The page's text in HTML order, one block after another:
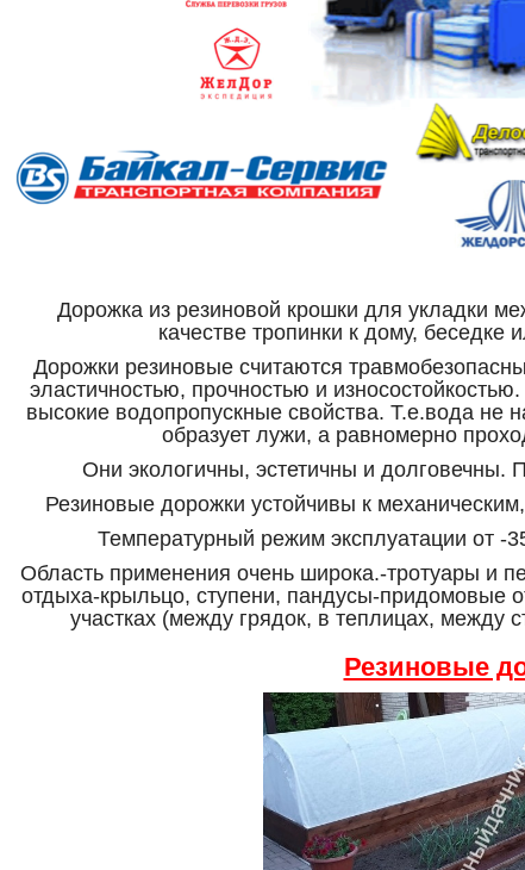
Дорожка из резиновой крошки для укладки
качестве тропинки к дому, беседке
Дорожки резиновые считаются
эластичностью, прочностью и
высокие водопропускные свойства. Т.е.вода не
образует лужи, а равномерно
Они экологичны, эстетичны и долговечны.
Резиновые дорожки устойчивы к
Температурный режим эксплуатации от -
Область применения очень широка.-тротуары и
отдыха-крыльцо, ступени, пандусы-придомовые
участках (между грядок, в теплицах, между
Резиновые